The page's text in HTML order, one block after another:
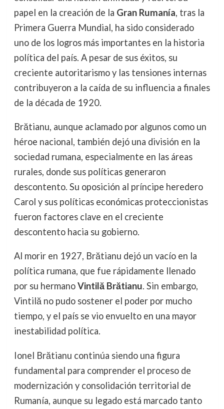
papel en la creación de la Gran Rumanía, tras la
Primera Guerra Mundial, ha sido considerado
uno de los logros más importantes en la historia
política del país. A pesar de sus éxitos, su
creciente autoritarismo y las tensiones internas
contribuyeron a la caída de su influencia a finales
de la década de 1920.
Brătianu, aunque aclamado por algunos como un
héroe nacional, también dejó una división en la
sociedad rumana, especialmente en las áreas
rurales, donde sus políticas generaron
descontento. Su oposición al príncipe heredero
Carol y sus políticas económicas proteccionistas
fueron factores clave en el creciente
descontento hacia su gobierno.
Al morir en 1927, Brătianu dejó un vacío en la
política rumana, que fue rápidamente llenado
por su hermanoVintilă Brătianu. Sin embargo,
Vintilă no pudo sostener el poder por mucho
tiempo, y el país se vio envuelto en una mayor
inestabilidad política.
Ionel Brătianu continúa siendo una figura
fundamental para comprender el proceso de
modernización y consolidación territorial de
Rumanía, aunque su legado está marcado tanto